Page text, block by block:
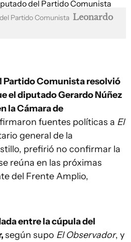
Partido Comunista Leonardo
Partido Comunista resolvió
el diputado Gerardo Núñez
la Cámara de
fuentes políticas a El
general de la
prefirió no confirmar la
reúna en las próximas
del Frente Amplio,
entre la cúpula del
según supo El Observador, y